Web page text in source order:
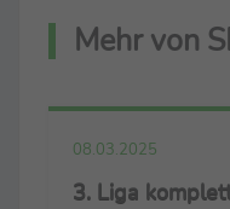
Mehr von
08.03.2025
3. Liga